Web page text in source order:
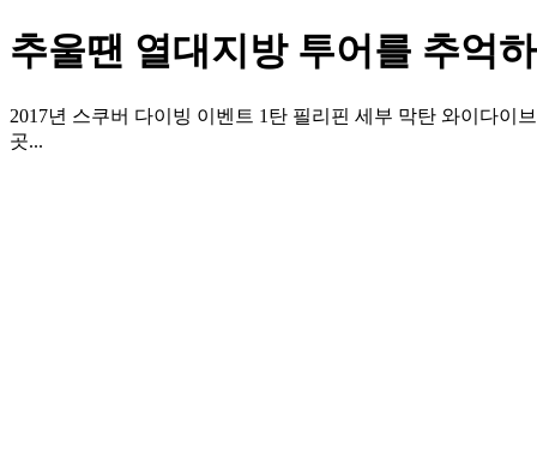
추울땐 열대지방 투어를 추억
2017년 스쿠버 다이빙 이벤트 1탄 필리핀 세부 막탄 와이다이
곳...